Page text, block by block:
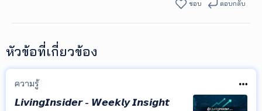
ชอบ ตอบกลับ
หัวข้อที่เกี่ยวข้อง
ความรู้
𝙇𝙞𝙫𝙞𝙣𝙜𝙄𝙣𝙨𝙞𝙙𝙚𝙧 - 𝙒𝙚𝙚𝙠𝙡𝙮 𝙄𝙣𝙨𝙞𝙜𝙝𝙩